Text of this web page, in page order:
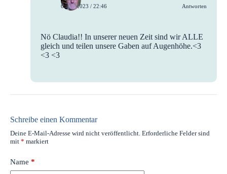
6. Juli 2023 / 22:46 Antworten
Nö Claudia!! In unserer neuen Zeit sind wir ALLE
gleich und teilen unsere Gaben auf Augenhöhe.<3
<3 <3
Schreibe einen Kommentar
Deine E-Mail-Adresse wird nicht veröffentlicht. Erforderliche Felder sind
mit * markiert
Name *